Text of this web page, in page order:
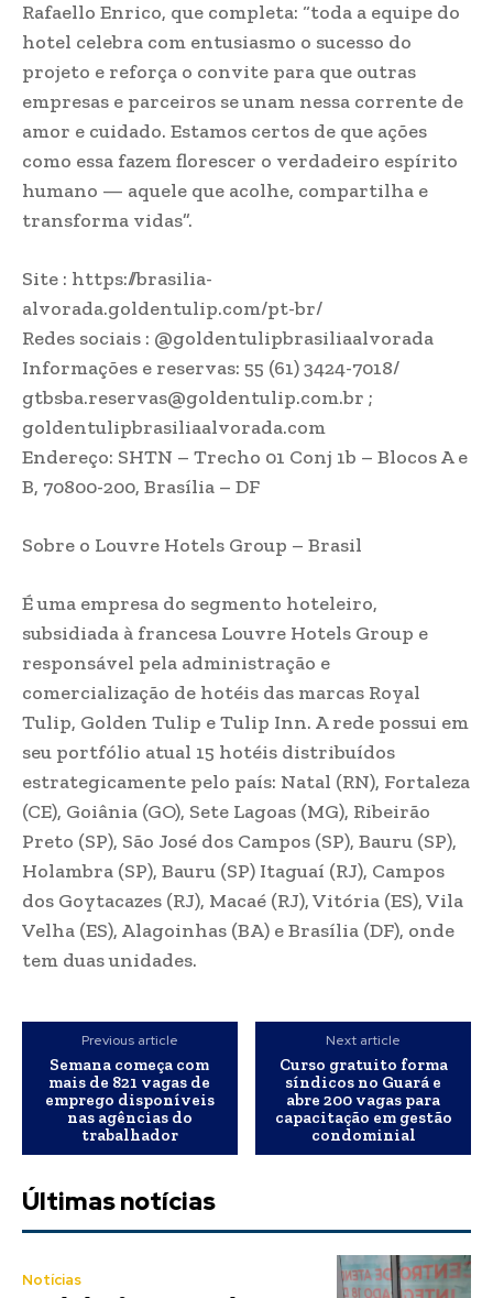
Rafaello Enrico, que completa: “toda a equipe do
hotel celebra com entusiasmo o sucesso do
projeto e reforça o convite para que outras
empresas e parceiros se unam nessa corrente de
amor e cuidado. Estamos certos de que ações
como essa fazem florescer o verdadeiro espírito
humano — aquele que acolhe, compartilha e
transforma vidas”.
Site : https://brasilia-
alvorada.goldentulip.com/pt-br/​
Redes sociais : @goldentulipbrasiliaalvorada
Informações e reservas: 55 (61) 3424-7018/
gtbsba.reservas@goldentulip.com.br ;
goldentulipbrasiliaalvorada.com
Endereço: SHTN – Trecho 01 Conj 1b – Blocos A e
B, 70800-200, Brasília – DF
Sobre o Louvre Hotels Group – Brasil
É uma empresa do segmento hoteleiro,
subsidiada à francesa Louvre Hotels Group e
responsável pela administração e
comercialização de hotéis das marcas Royal
Tulip, Golden Tulip e Tulip Inn. A rede possui em
seu portfólio atual 15 hotéis distribuídos
estrategicamente pelo país: Natal (RN), Fortaleza
(CE), Goiânia (GO), Sete Lagoas (MG), Ribeirão
Preto (SP), São José dos Campos (SP), Bauru (SP),
Holambra (SP), Bauru (SP) Itaguaí (RJ), Campos
dos Goytacazes (RJ), Macaé (RJ), Vitória (ES), Vila
Velha (ES), Alagoinhas (BA) e Brasília (DF), onde
tem duas unidades.
Previous article
Semana começa com
mais de 821 vagas de
emprego disponíveis
nas agências do
trabalhador
Next article
Curso gratuito forma
síndicos no Guará e
abre 200 vagas para
capacitação em gestão
condominial
Últimas notícias
Notícias